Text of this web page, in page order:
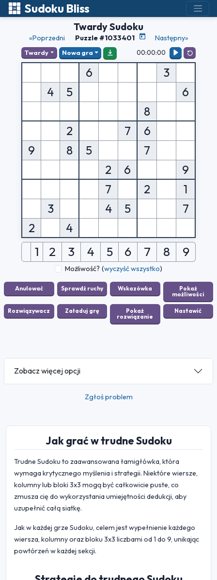
Sudoku Bliss
Twardy Sudoku
«Poprzedni Puzzle #1033401 Następny»
Twardy Nowa gra 00:00:00
6
3
4
5
6
8
2
7
6
9
8 5
7
2
6
9
7
2
1
3
4 5
7
2
4
1 2 3 4 5 6 7 8 9
Możliwość? (wyczyść wszystko)
Zobacz więcej opcji
Zgłoś problem
Jak grać w trudne Sudoku
Trudne Sudoku to zaawansowana łamigłówka, która
wymaga krytycznego myślenia i strategii. Niektóre wiersze,
kolumny lub bloki 3x3 mogą być całkowicie puste, co
zmusza cię do wykorzystania umiejętności dedukcji, aby
uzupełnić całą siatkę.
Jak w każdej grze Sudoku, celem jest wypełnienie każdego
wiersza, kolumny oraz bloku 3x3 liczbami od 1 do 9, unikając
powtórzeń w każdej sekcji.